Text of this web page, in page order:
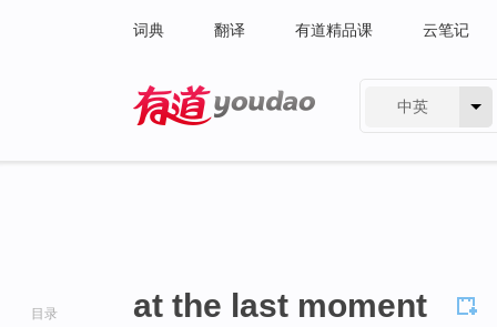
词典 翻译 有道精品课 云笔记
中英
目录 at the last moment